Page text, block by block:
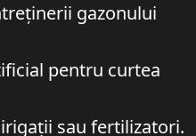
gazonului
pentru curtea
sau fertilizatori.